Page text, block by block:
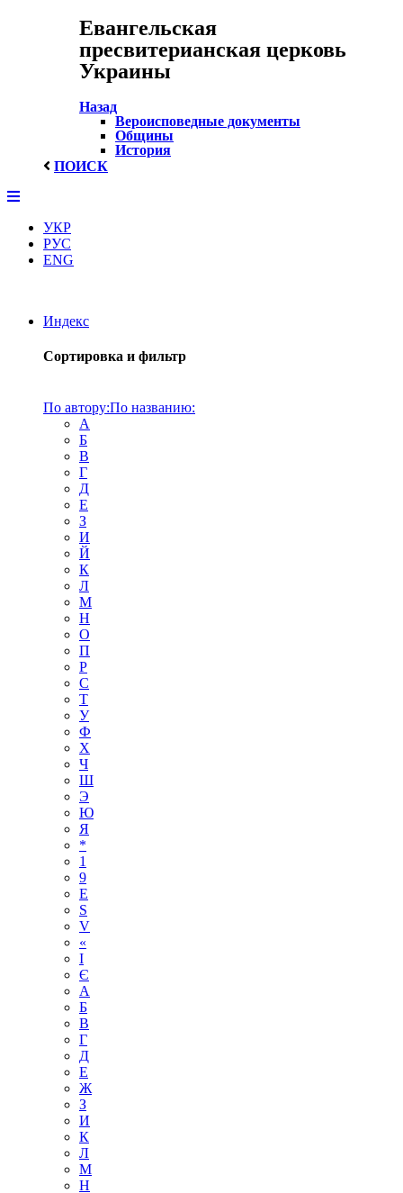
Евангельская
пресвитерианская церковь
Украины
Назад
Вероисповедные документы
Общины
История
ПОИСК
УКР
РУС
ENG
Индекс
Сортировка и фильтр
По автору:По названию:
А
Б
В
Г
Д
Е
З
И
Й
К
Л
М
Н
О
П
Р
С
Т
У
Ф
Х
Ч
Ш
Э
Ю
Я
*
1
9
E
S
V
«
І
Є
А
Б
В
Г
Д
Е
Ж
З
И
К
Л
М
Н